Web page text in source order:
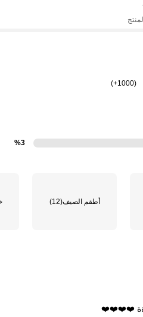
(1000+)
%3
أطقم الصيف(12)
❤️❤️❤️❤️